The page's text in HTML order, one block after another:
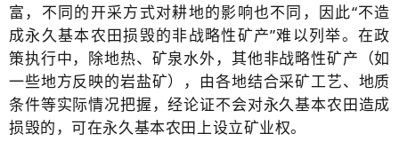
富，不同的开采方式对耕地的影响也不同，因此“不造
成永久基本农田损毁的非战略性矿产”难以列举。在政
策执行中，除地热、矿泉水外，其他非战略性矿产（如
一些地方反映的岩盐矿），由各地结合采矿工艺、地质
条件等实际情况把握，经论证不会对永久基本农田造成
损毁的，可在永久基本农田上设立矿业权。